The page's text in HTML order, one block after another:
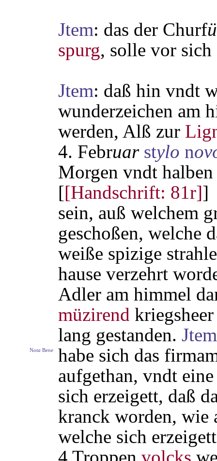
Jtem: das der Churf
spurg, solle vor sich
Jtem: daß hin vndt
wunderzeichen am
werden, Alß zur
4. Februar stylo n
Morgen vndt
[[Handschrift: 81r]]
sein, auß welchem
geschoßen, welche
weiße spizige
hause verzehrt
Adler am himmel
müzirend
lang gestanden. Jtem
Nota Bene
habe sich das
aufgethan, vndt
sich erzeigett, daß
kranck worden, wie
welche sich